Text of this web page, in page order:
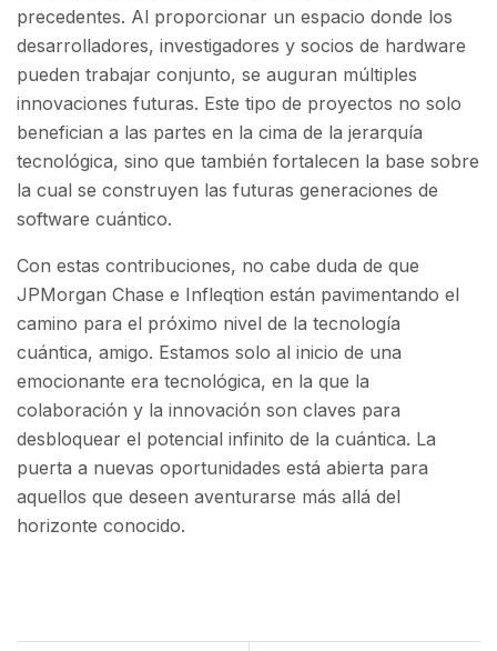
precedentes. Al proporcionar un espacio donde los
desarrolladores, investigadores y socios de hardware
pueden trabajar conjunto, se auguran múltiples
innovaciones futuras. Este tipo de proyectos no solo
benefician a las partes en la cima de la jerarquía
tecnológica, sino que también fortalecen la base sobre
la cual se construyen las futuras generaciones de
software cuántico.
Con estas contribuciones, no cabe duda de que
JPMorgan Chase e Infleqtion están pavimentando el
camino para el próximo nivel de la tecnología
cuántica, amigo. Estamos solo al inicio de una
emocionante era tecnológica, en la que la
colaboración y la innovación son claves para
desbloquear el potencial infinito de la cuántica. La
puerta a nuevas oportunidades está abierta para
aquellos que deseen aventurarse más allá del
horizonte conocido.